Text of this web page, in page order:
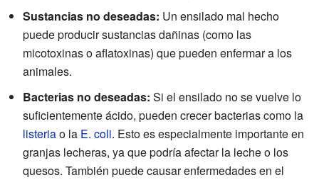
Sustancias no deseadas: Un ensilado mal hecho
puede producir sustancias dañinas (como las
micotoxinas o aflatoxinas) que pueden enfermar a los
animales.
Bacterias no deseadas: Si el ensilado no se vuelve lo
suficientemente ácido, pueden crecer bacterias como la
listeriao la E. coli. Esto es especialmente importante en
granjas lecheras, ya que podría afectar la leche o los
quesos. También puede causar enfermedades en el